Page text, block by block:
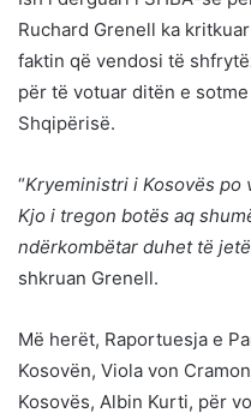
Ruchard Grenell ka
faktin që vendosi të
për të votuar ditën e
Shqipërisë.
“Kryeministri i Kosovës po
Kjo i tregon botës aq
ndërkombëtar duhet të
shkruan Grenell.
Më herët, Raportuesja e
Kosovën, Viola von
Kosovës, Albin Kurti, për